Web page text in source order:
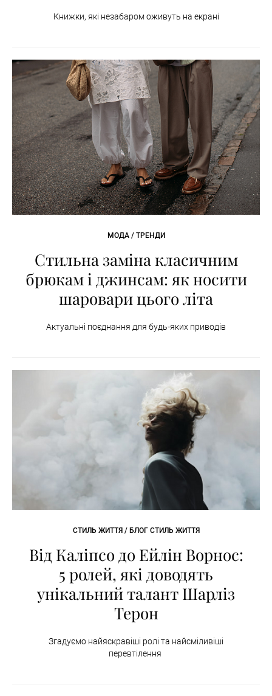
Книжки, які незабаром оживуть на екрані
МОДА / ТРЕНДИ
Стильна заміна класичним
брюкам і джинсам: як носити
шаровари цього літа
Актуальні поєднання для будь-яких приводів
СТИЛЬ ЖИТТЯ / БЛОГ СТИЛЬ ЖИТТЯ
Від Каліпсо до Ейлін Ворнос:
5 ролей, які доводять
унікальний талант Шарліз
Терон
Згадуємо найяскравіші ролі та найсміливіші
перевтілення